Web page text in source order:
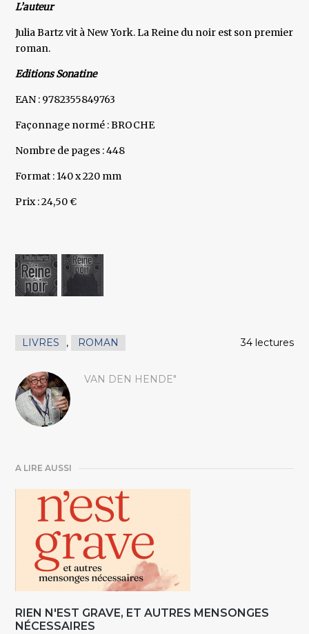
L’auteur
Julia Bartz vit à New York. La Reine du noir est son premier
roman.
Editions Sonatine
EAN : 9782355849763
Façonnage normé : BROCHE
Nombre de pages : 448
Format : 140 x 220 mm
Prix : 24,50 €
LIVRES , ROMAN 34 lectures
VAN DEN HENDE"
A LIRE AUSSI
RIEN N'EST GRAVE, ET AUTRES MENSONGES
NÉCESSAIRES